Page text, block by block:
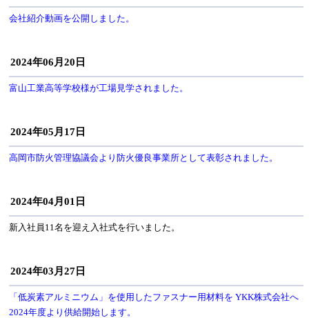
会社紹介動画を公開しました。
2024年06月20日
富山工業高等学校様が工場見学されました。
2024年05月17日
高岡市防火管理協議会より防火優良事業所として表彰されました。
2024年04月01日
新入社員11名を迎え入社式を行いました。
2024年03月27日
「低炭素アルミニウム」を使用したファスナー用材料を YKK株式会社へ
2024年度より供給開始します。